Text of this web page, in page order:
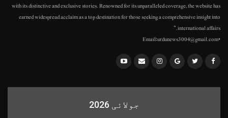
with its distinctive and exclusive stories. Renowned for its unparalleled coverage, the website has
earned widespread acclaim as a top destination for those seeking a comprehensive insight into
international affairs."
•Email:urdunews3004@gmail.com
جولائی 2026